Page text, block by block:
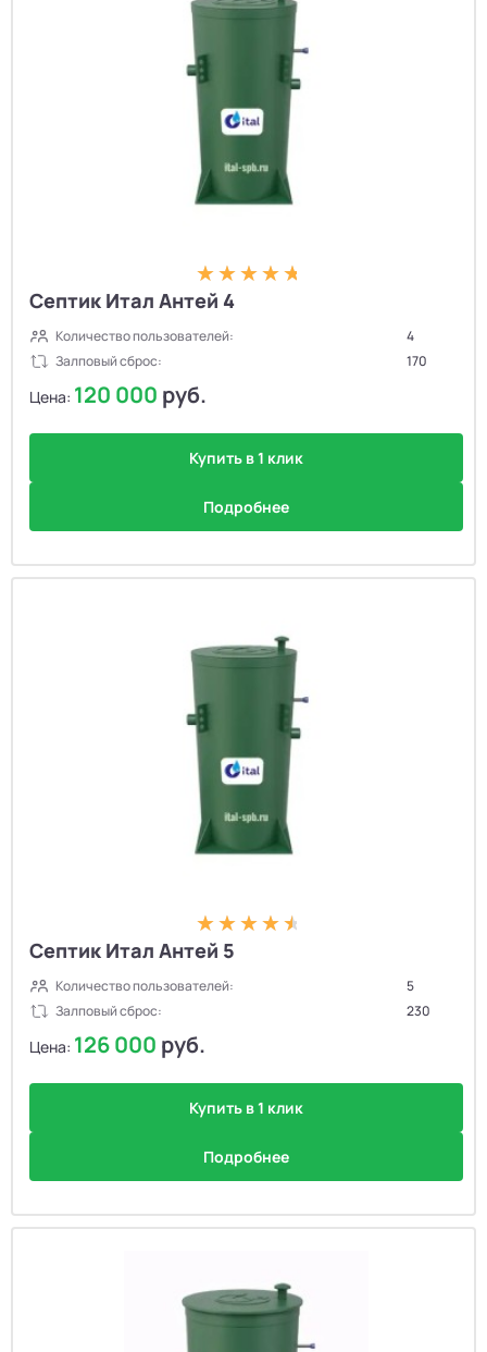
Количество пользователей ↓
Септик Итал Антей 4
Количество пользователей:
4
Залповый сброс:
170
Цена: 120 000 руб.
Купить в 1 клик
Подробнее
Септик Итал Антей 5
Количество пользователей:
5
Залповый сброс:
230
Цена: 126 000 руб.
Купить в 1 клик
Подробнее